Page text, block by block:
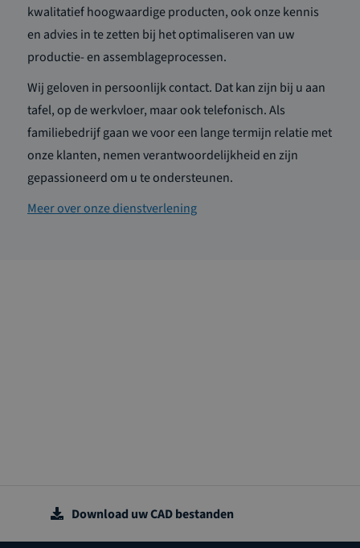
kwalitatief hoogwaardige producten, ook onze kennis
en advies in te zetten bij het optimaliseren van uw
productie- en assemblageprocessen.
Wij geloven in persoonlijk contact. Dat kan zijn bij u aan
tafel, op de werkvloer, maar ook telefonisch. Als
familiebedrijf gaan we voor een lange termijn relatie met
onze klanten, nemen verantwoordelijkheid en zijn
gepassioneerd om u te ondersteunen.
Meer over onze dienstverlening
Download uw CAD bestanden